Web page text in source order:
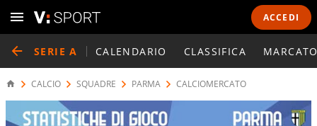
ACCEDI
SERIE A CALENDARIO CLASSIFICA
CALCIO SQUADRE PARMA CALCIOMERCATO